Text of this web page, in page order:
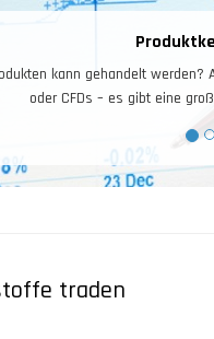
Risiko – und
Moneymanagement ist für
dieses gilt es zuerst
traden